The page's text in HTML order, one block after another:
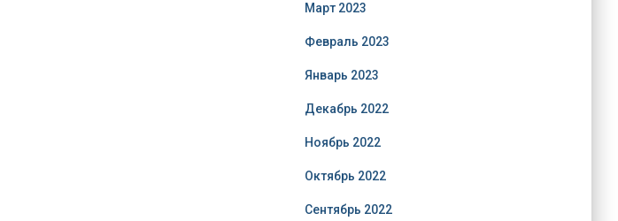
Март 2023
Февраль 2023
Январь 2023
Декабрь 2022
Ноябрь 2022
Октябрь 2022
Сентябрь 2022